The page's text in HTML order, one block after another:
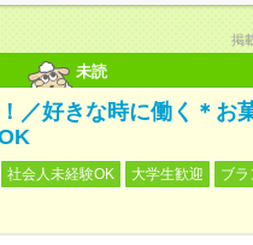
掲
未読
／好きな時に働く＊お
社会人未経験OK 大学生歓迎
ブラ